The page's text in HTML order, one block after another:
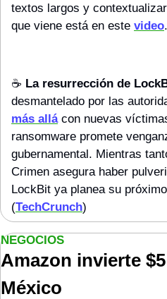
textos largos y
que viene está en este video
☕️ La resurrección de
desmantelado por las
más allá con nuevas
ransomware promete
gubernamental. Mientras
Crimen asegura haber
LockBit ya planea su
(TechCrunch)
NEGOCIOS
Amazon invierte
México